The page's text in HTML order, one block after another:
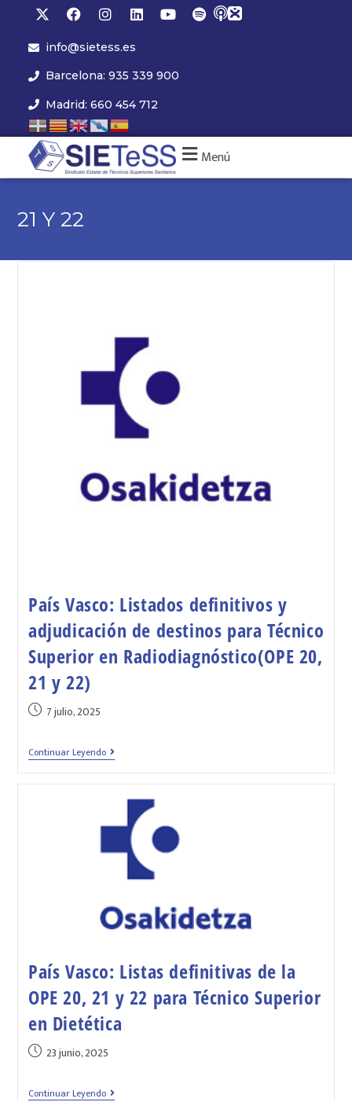
info@sietess.es
Barcelona: 935 339 900
Madrid: 660 454 712
Menú
21 Y 22
País Vasco: Listados definitivos y
adjudicación de destinos para Técnico
Superior en Radiodiagnóstico(OPE 20,
21 y 22)
7 julio, 2025
Continuar Leyendo
País Vasco: Listas definitivas de la
OPE 20, 21 y 22 para Técnico Superior
en Dietética
23 junio, 2025
Continuar Leyendo